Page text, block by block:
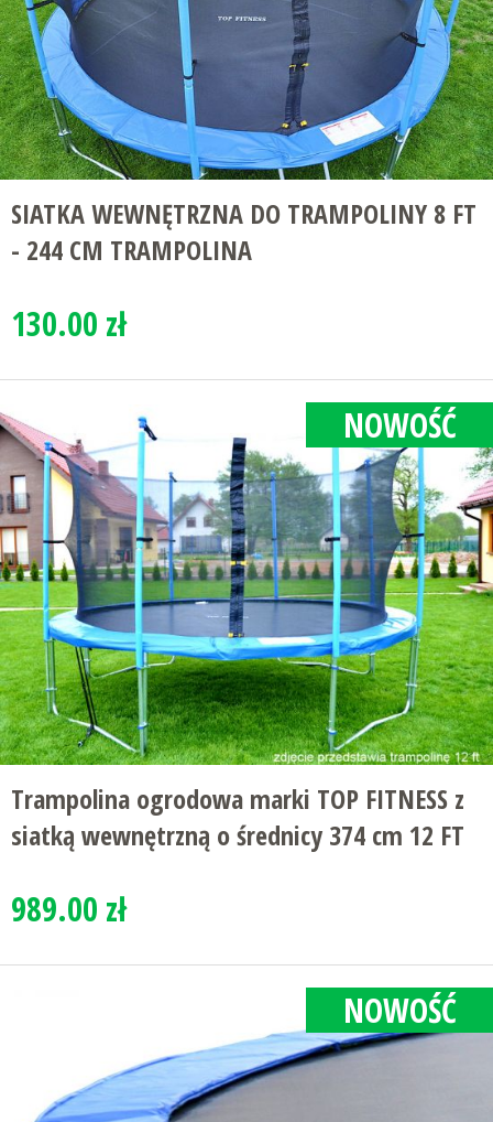
SIATKA WEWNĘTRZNA DO TRAMPOLINY 8 FT
- 244 CM TRAMPOLINA
130.00 zł
NOWOŚĆ
Trampolina ogrodowa marki TOP FITNESS z
siatką wewnętrzną o średnicy 374 cm 12 FT
989.00 zł
NOWOŚĆ